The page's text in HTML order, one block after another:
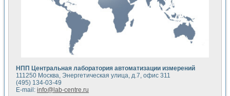
Автоматизированная установка по измерению временных
Автоматизированный лабораторный комплекс на базе
Визуализация моделирования и оптимизации тепловой
Виртуальный прибор для исследования функциональных
Исследование возможности создания экономичного
Исследование кинетики движения макрочастиц в
Метод прогнозирования свойств дисперсных продуктов
Недорогая система управления сверхпроводящим
Применение технологий NI в курсе экспериментальной
НПП Центральная лаборатория автоматизации измерений
111250 Москва, Энергетическая улица, д.7, офис 311
(495) 134-03-49
E-mail: info@lab-centre.ru